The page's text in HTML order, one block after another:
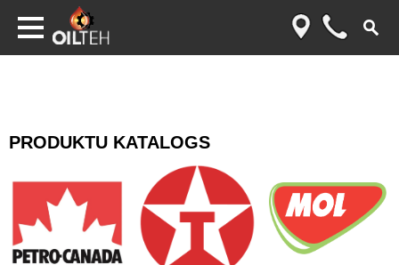
PRODUKTU KATALOGS